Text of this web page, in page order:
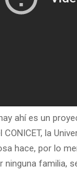
ahí es un
la
hace, por lo
ninguna familia,